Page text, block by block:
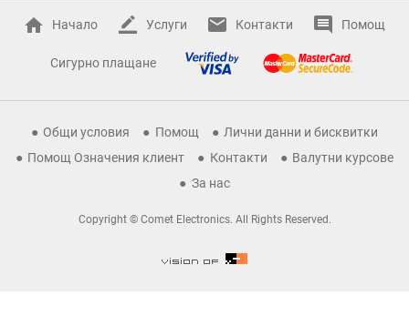
Начало Услуги Контакти Помощ
Сигурно плащане
Общи условия Помощ
Лични данни и бисквитки
Помощ Означения клиент
Контакти
Валутни курсове
За нас
Copyright © Comet Electronics. All Rights Reserved.